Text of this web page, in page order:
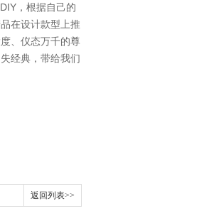
DIY ，根据自己的
在设计款型上推
、仪态万千的尊
经典，带给我们
返回列表>>